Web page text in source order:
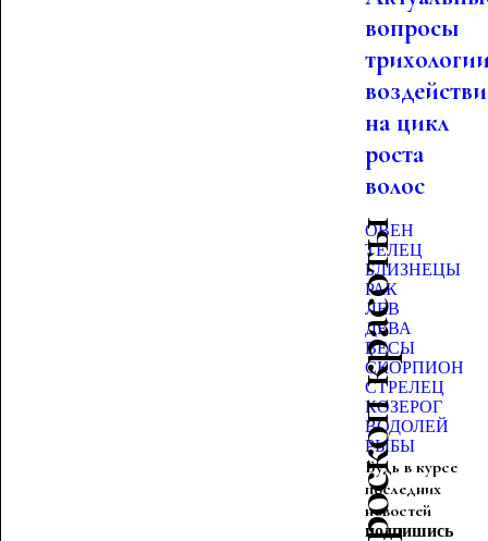
вопросы
на цикл
роста
волос
Гороскоп красоты
ОВЕН
ТЕЛЕЦ
БЛИЗНЕЦЫ
РАК
ЛЕВ
ДЕВА
ВЕСЫ
СКОРПИОН
СТРЕЛЕЦ
КОЗЕРОГ
ВОДОЛЕЙ
РЫБЫ
Будь в курсе
последних
новостей
подпишись